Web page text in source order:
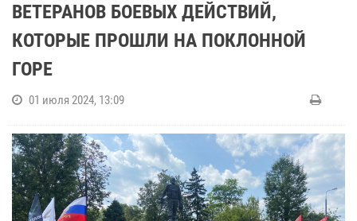
ВЕТЕРАНОВ БОЕВЫХ ДЕЙСТВИЙ,
КОТОРЫЕ ПРОШЛИ НА ПОКЛОННОЙ
ГОРЕ
01 июля 2024, 13:09